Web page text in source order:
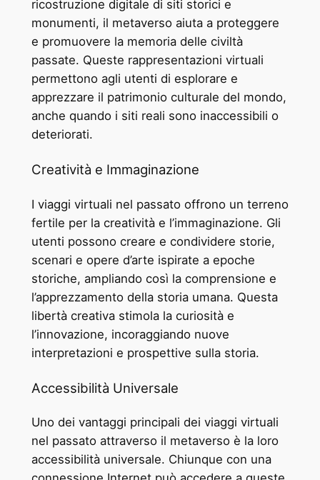
ricostruzione digitale di siti storici e
monumenti, il metaverso aiuta a proteggere
e promuovere la memoria delle civiltà
passate. Queste rappresentazioni virtuali
permettono agli utenti di esplorare e
apprezzare il patrimonio culturale del mondo,
anche quando i siti reali sono inaccessibili o
deteriorati.
Creatività e Immaginazione
I viaggi virtuali nel passato offrono un terreno
fertile per la creatività e l’immaginazione. Gli
utenti possono creare e condividere storie,
scenari e opere d’arte ispirate a epoche
storiche, ampliando così la comprensione e
l’apprezzamento della storia umana. Questa
libertà creativa stimola la curiosità e
l’innovazione, incoraggiando nuove
interpretazioni e prospettive sulla storia.
Accessibilità Universale
Uno dei vantaggi principali dei viaggi virtuali
nel passato attraverso il metaverso è la loro
accessibilità universale. Chiunque con una